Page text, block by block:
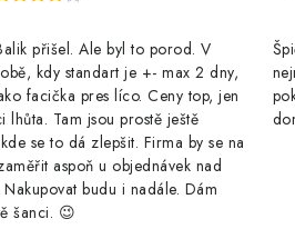
přišel. Ale byl to porod. V
kdy standart je +- max 2 dny,
facička pres líco. Ceny top, jen
lhůta. Tam jsou prostě ještě
se to dá zlepšit. Firma by se na
aspoň u objednávek nad
budu i nadále. Dám
šanci. 😉